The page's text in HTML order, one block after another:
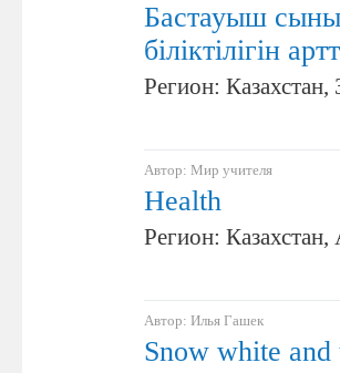
Бастауыш
біліктілігін
Регион: Казахстан,
Автор: Мир учителя
Health
Регион:
Автор: Илья Гашек
Snow white